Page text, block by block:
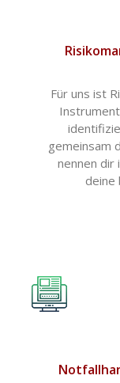
Für uns ist
gemeinsam
nennen dir
deine